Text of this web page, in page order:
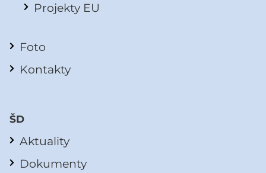
Projekty EU
Foto
Kontakty
ŠD
Aktuality
Dokumenty